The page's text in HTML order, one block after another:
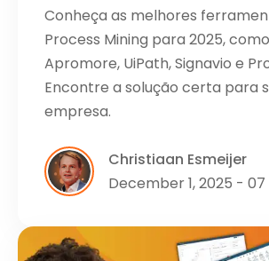
Conheça as melhores
Process Mining para 2025,
Apromore, UiPath, Signavio e
Encontre a solução certa para
empresa.
Christiaan Esmeijer
December 1, 2025 -